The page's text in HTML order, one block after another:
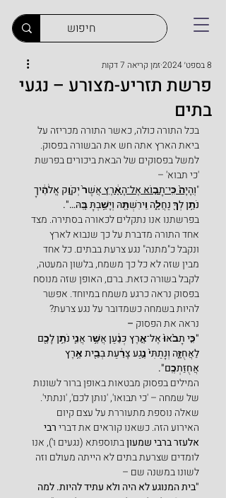
פרשת תזריע-מצורע – נגעי
בתים
8 בספט׳ 2024 זמן קריאה 7 דקות
בכל התורה כולה, כאשר התורה מכריזה על
ביאת הארץ אתה חש את הבשורה בפסוק.
למשל בפסוקים של הבאת ביכורים בפרשת
'כי תבוא' –
"וְהָיָה֙ כִּֽי־תָב֣וֹא אֶל־הָאָ֔רֶץ אֲשֶׁר֙ יְקֹוָ֣ק אֱלֹהֶ֔יךָ
נֹתֵ֥ן לְךָ֖ נַחֲלָ֑ה וִֽירִשְׁתָּ֖הּ וְיָשַׁ֥בְתָּ בָּֽהּ…".
בפרשתנו אנו נתקלים לכאורה בסתירה. מצד
אחד התורה מדברת על כך שנבוא לארץ
ונקבל כ"מתנה" נגע צרעת בבתים. כל אחד
מבין שזה לא כל כך משמח, בלשון המעטה,
לקבל בשורה כזאת. ברם, האופן שזה מנוסח
בפסוק נראה כרגע משמח במיוחד. אפשר
להיות בשמחה כשמדובר על נגע צרעת?
נראה את הפסוק –
"כִּ֤י תָבֹ֙אוּ֙ אֶל־אֶ֣רֶץ כְּנַ֔עַן אֲשֶׁ֥ר אֲנִ֛י נֹתֵ֥ן לָכֶ֖ם
לַאֲחֻזָּ֑ה וְנָתַתִּי֙ נֶ֣גַע צָרַ֔עַת בְּבֵ֖ית אֶ֥רֶץ
אֲחֻזַּתְכֶֽם".
המילים בפסוק מבטאות באופן ברור לשונות
של שמחה – 'כי תבואו', 'נותן לכם', 'ונתתי'.
שאלה נוספת מתעוררת על עצם קיום
האירוע הזה. כשאנו קוראים את דברי רבי
אלעזר ברבי שמעון בתוספתא (נגעים ו'), אנו
לומדים שצרעת בתים לא הייתה מעולם וזה
לשונו במשנה שם –
"בית המנוגע לא היה ולא עתיד להיות. למה